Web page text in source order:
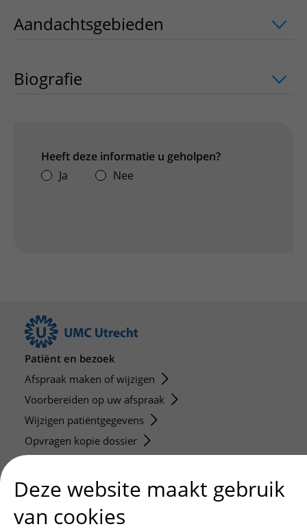
Aandachtsgebieden uitklapper, klik
Biografie
Heeft deze informatie u geholpen?
Ja
Nee
Patiënt en bezoek
Afspraak maken of wijzigen
Voorbereiden op uw afspraak
Wijzigen patiëntgegevens
Opvragen kopie dossier
Onderwijs en onderzoek
Onze opleidingen
Deze website maakt gebruik
van cookies